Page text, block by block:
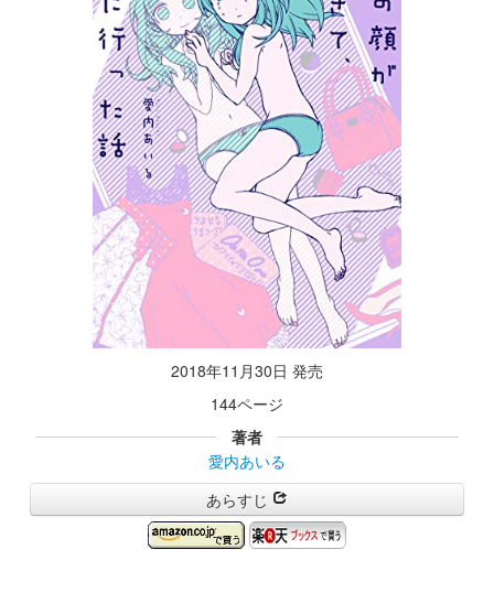
2018年11月30日 発売
144ページ
著者
愛内あいる
あらすじ